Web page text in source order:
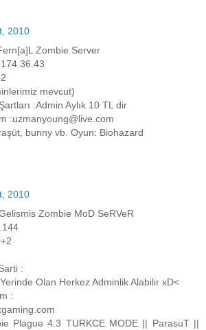
2010
Zombie Server
mevcut)
:Admin Aylık 10 TL dir
:uzmanyoung@live.com
bunny vb. Oyun: Biohazard
2010
Zombie MoD SeRVeR
:
Olan Herkez Adminlik Alabilir xD<
:
Plague 4.3 TURKCE MODE || ParasuT ||